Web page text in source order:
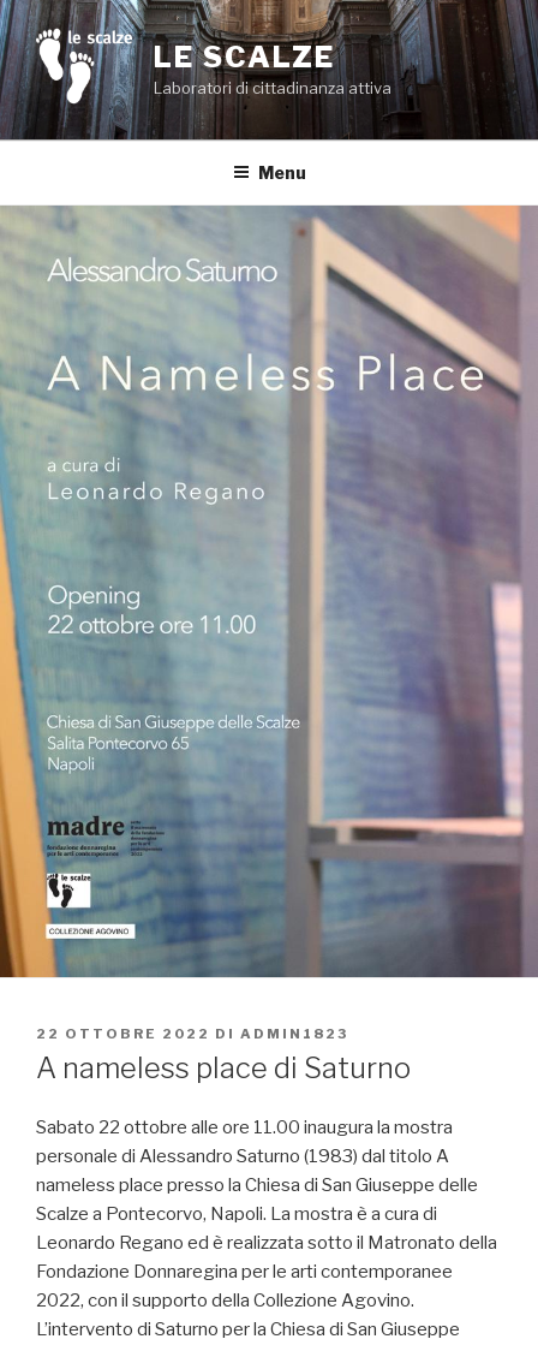
Salta
al
contenuto
LE SCALZE
Laboratori di cittadinanza attiva
Menu
PUBBLICATO
IL
22 OTTOBRE 2022 DI ADMIN1823
A nameless place di Saturno
Sabato 22 ottobre alle ore 11.00 inaugura la mostra
personale di Alessandro Saturno (1983) dal titolo A
nameless place presso la Chiesa di San Giuseppe delle
Scalze a Pontecorvo, Napoli. La mostra è a cura di
Leonardo Regano ed è realizzata sotto il Matronato della
Fondazione Donnaregina per le arti contemporanee
2022, con il supporto della Collezione Agovino.
L’intervento di Saturno per la Chiesa di San Giuseppe